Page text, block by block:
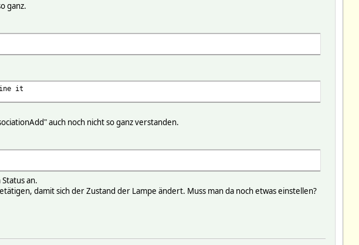
ganz.
it
auch noch nicht so ganz verstanden.
an.
damit sich der Zustand der Lampe ändert. Muss man da noch etwas einstellen?